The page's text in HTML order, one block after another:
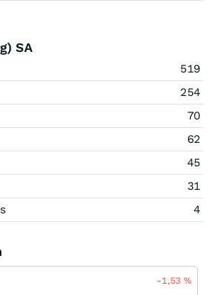
SA
519
254
70
62
45
31
4
-1,53%